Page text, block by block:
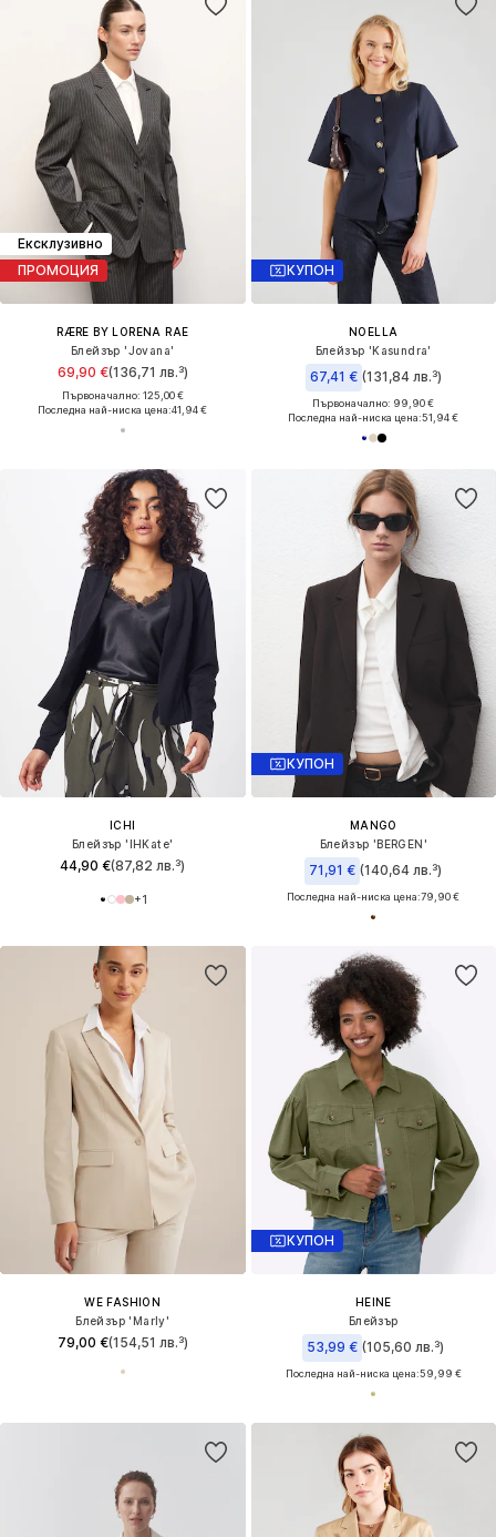
Ексклузивно
ПРОМОЦИЯ
RÆRE BY LORENA RAE
Блейзър 'Jovana'
69,90 €(136,71 лв.³)
Първоначално: 125,00 €
Последна най-ниска цена:41,94 €
КУПОН
NOELLA
Блейзър 'Kasundra'
67,41 € (131,84 лв.³)
Първоначално: 99,90 €
Последна най-ниска цена:51,94 €
ICHI
Блейзър 'IHKate'
44,90 €(87,82 лв.³)
+1
КУПОН
MANGO
Блейзър 'BERGEN'
71,91 € (140,64 лв.³)
Последна най-ниска цена:79,90 €
WE FASHION
Блейзър 'Marly'
79,00 €(154,51 лв.³)
КУПОН
HEINE
Блейзър
53,99 € (105,60 лв.³)
Последна най-ниска цена:59,99 €